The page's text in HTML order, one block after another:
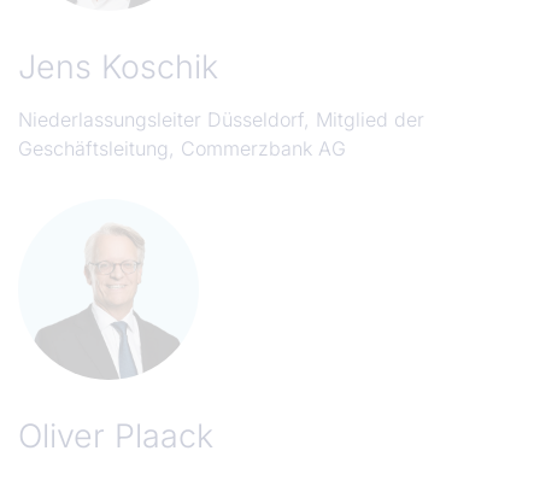
Jens Koschik
Niederlassungsleiter Düsseldorf, Mitglied der
Geschäftsleitung, Commerzbank AG
Oliver Plaack